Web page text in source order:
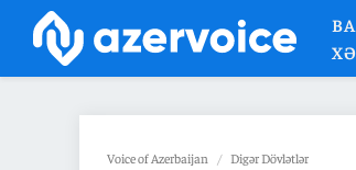
Voice of Azerbaijan / Digər Dövlətlər